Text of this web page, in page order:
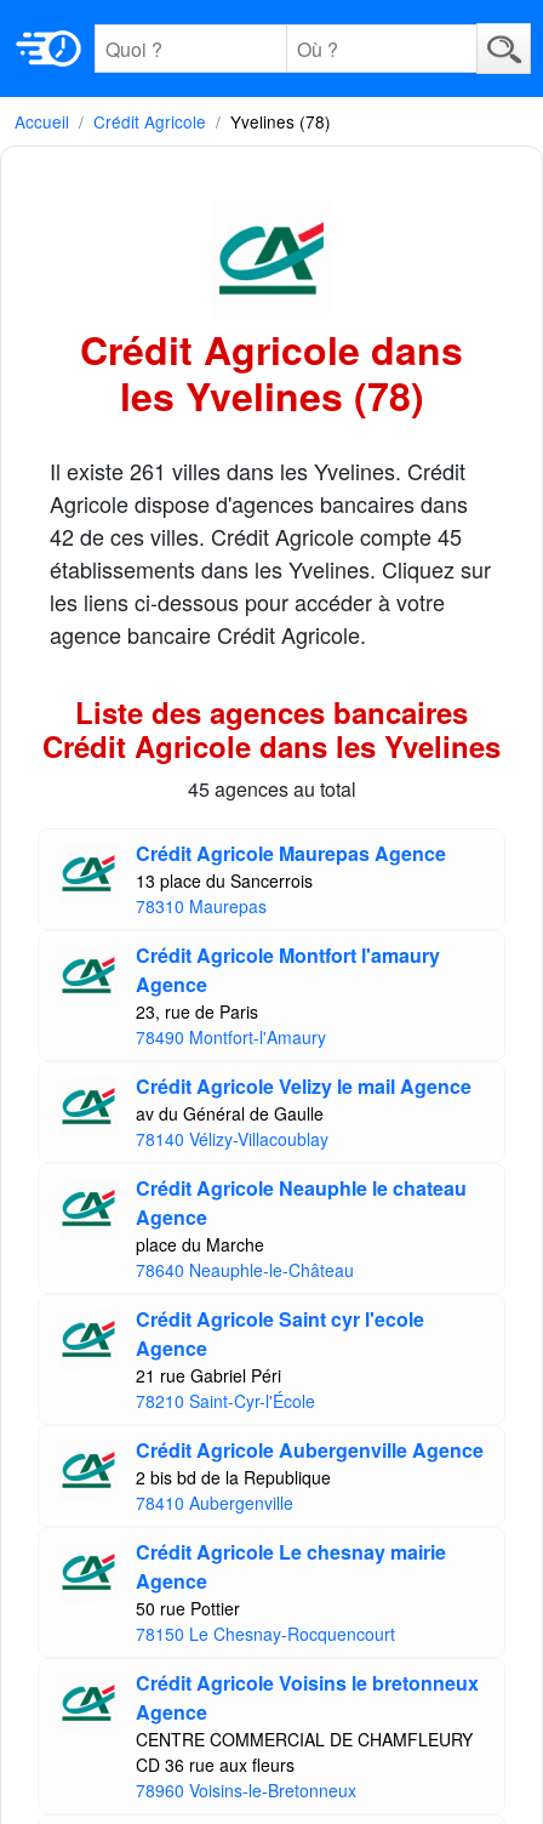
Accueil Crédit Agricole Yvelines (78)
Crédit Agricole dans
les Yvelines (78)
Il existe 261 villes dans les Yvelines. Crédit
Agricole dispose d'agences bancaires dans
42 de ces villes. Crédit Agricole compte 45
établissements dans les Yvelines. Cliquez sur
les liens ci-dessous pour accéder à votre
agence bancaire Crédit Agricole.
Liste des agences bancaires
Crédit Agricole dans les Yvelines
45 agences au total
Crédit Agricole Maurepas Agence
13 place du Sancerrois
78310 Maurepas
Crédit Agricole Montfort l'amaury
Agence
23, rue de Paris
78490 Montfort-l'Amaury
Crédit Agricole Velizy le mail Agence
av du Général de Gaulle
78140 Vélizy-Villacoublay
Crédit Agricole Neauphle le chateau
Agence
place du Marche
78640 Neauphle-le-Château
Crédit Agricole Saint cyr l'ecole
Agence
21 rue Gabriel Péri
78210 Saint-Cyr-l'École
Crédit Agricole Aubergenville Agence
2 bis bd de la Republique
78410 Aubergenville
Crédit Agricole Le chesnay mairie
Agence
50 rue Pottier
78150 Le Chesnay-Rocquencourt
Crédit Agricole Voisins le bretonneux
Agence
CENTRE COMMERCIAL DE CHAMFLEURY
CD 36 rue aux fleurs
78960 Voisins-le-Bretonneux